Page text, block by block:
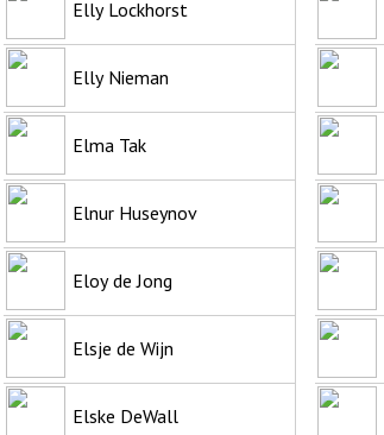
Elly Lockhorst
Elly Nieman
Elma Tak
Elnur Huseynov
Eloy de Jong
Elsje de Wijn
Elske DeWall